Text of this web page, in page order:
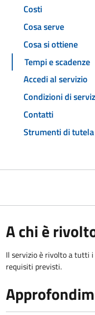
Costi
Cosa serve
Cosa si ottiene
Tempi e scadenze
Accedi al servizio
Condizioni di
Contatti
Strumenti di tutela
A chi è
Il servizio è rivolto a tutti
requisiti previsti.